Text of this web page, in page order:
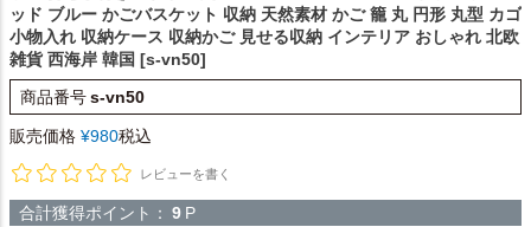
ッド ブルー かごバスケット 収納 天然素材 かご 籠 丸 円形 丸型 カゴ
小物入れ 収納ケース 収納かご 見せる収納 インテリア おしゃれ 北欧
雑貨 西海岸 韓国 [s-vn50]
商品番号s-vn50
販売価格 ¥980税込
レビューを書く
合計獲得ポイント： 9 P